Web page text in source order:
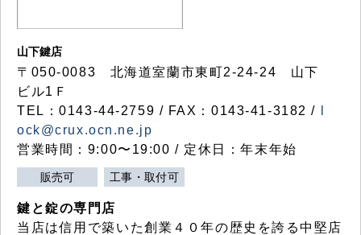
山下鍵店
〒050-0083 北海道室蘭市東町2-24-24 山下
ビル1Ｆ
TEL：0143-44-2759 / FAX：0143-41-3182 /
ock@crux.ocn.ne.jp
営業時間：9:00〜19:00 / 定休日：年末年始
販売可 工事・取付可
鍵と錠の専門店
当店は信用で築いた創業４０年の歴史を誇る中堅店